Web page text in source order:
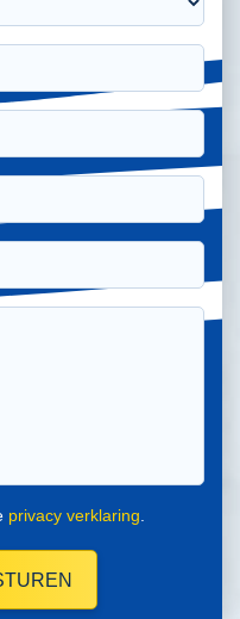
privacy verklaring